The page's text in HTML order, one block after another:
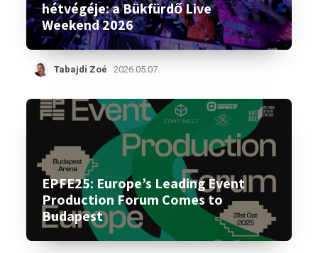
hétvégéje: a Bükfürdő Live
Weekend 2026
Tabajdi Zoé 2026.05.07.
EPFE25: Europe’s Leading Event
Production Forum Comes to
Budapest